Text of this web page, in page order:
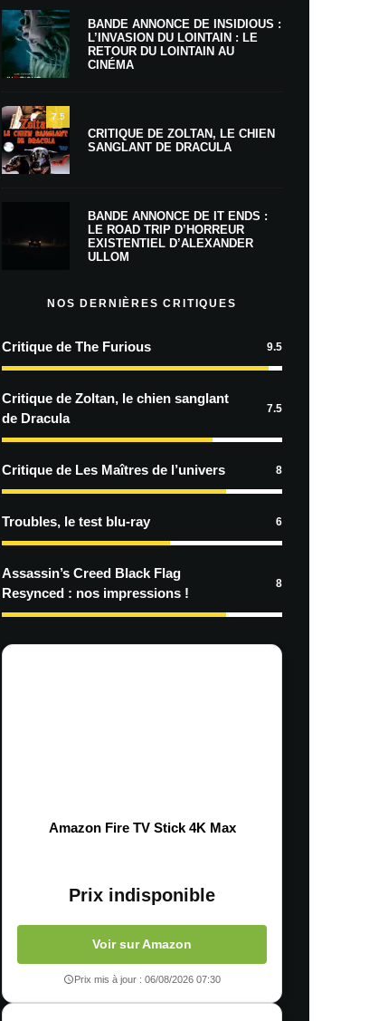
BANDE ANNONCE DE INSIDIOUS :
L’INVASION DU LOINTAIN : LE
RETOUR DU LOINTAIN AU
CINÉMA
7.5
CRITIQUE DE ZOLTAN, LE CHIEN
SANGLANT DE DRACULA
BANDE ANNONCE DE IT ENDS :
LE ROAD TRIP D’HORREUR
EXISTENTIEL D’ALEXANDER
ULLOM
NOS DERNIÈRES CRITIQUES
Critique de The Furious 9.5
Critique de Zoltan, le chien sanglant
de Dracula
7.5
Critique de Les Maîtres de l’univers 8
Troubles, le test blu-ray 6
Assassin’s Creed Black Flag
Resynced : nos impressions !
8
Amazon Fire TV Stick 4K Max
Prix indisponible
Voir sur Amazon
Prix mis à jour : 06/08/2026 07:30